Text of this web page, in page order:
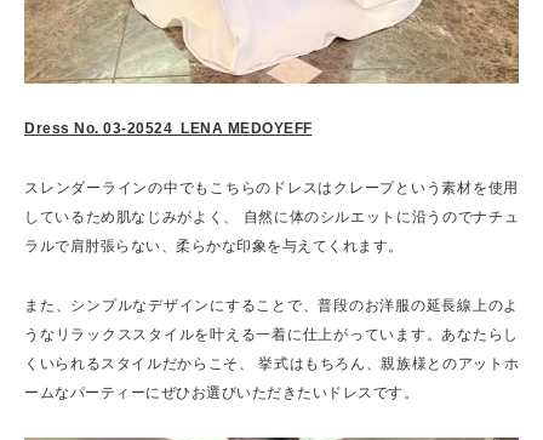
Dress No. 03-20524 LENA MEDOYEFF
スレンダーラインの中でもこちらのドレスはクレープという素材を使用
しているため肌なじみがよく、 自然に体のシルエットに沿うのでナチュ
ラルで肩肘張らない、柔らかな印象を与えてくれます。
また、シンプルなデザインにすることで、普段のお洋服の延長線上のよ
うなリラックススタイルを叶える一着に仕上がっています。あなたらし
くいられるスタイルだからこそ、 挙式はもちろん、親族様とのアットホ
ームなパーティーにぜひお選びいただきたいドレスです。